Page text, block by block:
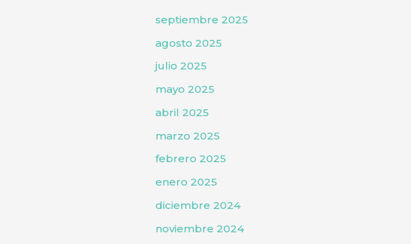
septiembre 2025
agosto 2025
julio 2025
mayo 2025
abril 2025
marzo 2025
febrero 2025
enero 2025
diciembre 2024
noviembre 2024